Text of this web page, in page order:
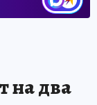
на два